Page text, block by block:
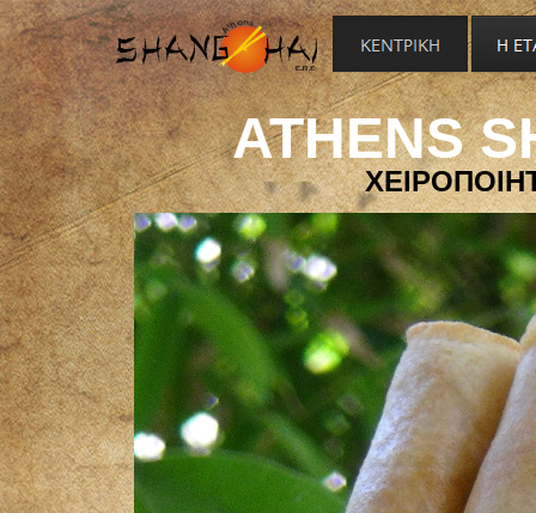
ATHENS